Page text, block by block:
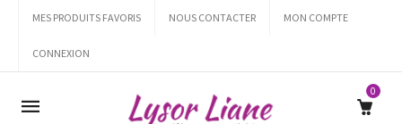
MES PRODUITS FAVORIS NOUS CONTACTER MON COMPTE
CONNEXION
Mobile
0